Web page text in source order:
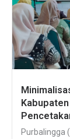
Purbalingga